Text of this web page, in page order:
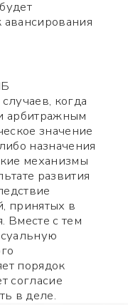
когда
арбитражным
значение
назначения
механизмы
развития
принятых в
Вместе с тем
порядок
согласие
в деле.